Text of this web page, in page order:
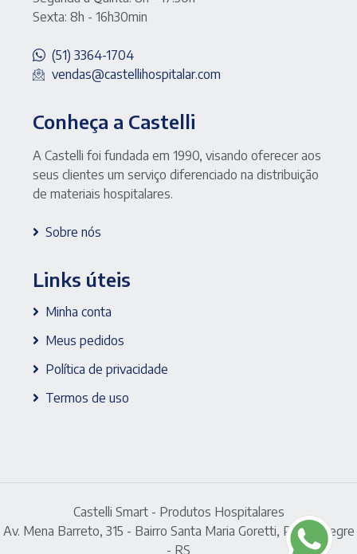
Sexta: 8h - 16h30min
(51) 3364-1704
vendas@castellihospitalar.com
Conheça a Castelli
A Castelli foi fundada em 1990, visando oferecer aos
seus clientes um serviço diferenciado na distribuição
de materiais hospitalares.
Sobre nós
Links úteis
Minha conta
Meus pedidos
Política de privacidade
Termos de uso
Castelli Smart - Produtos Hospitalares
Av. Mena Barreto, 315 - Bairro Santa Maria Goretti, Porto Alegre
- RS